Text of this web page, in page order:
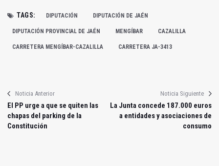
TAGS: DIPUTACIÓN DIPUTACIÓN DE JAÉN
DIPUTACIÓN PROVINCIAL DE JAÉN MENGÍBAR CAZALILLA
CARRETERA MENGÍBAR-CAZALILLA CARRETERA JA-3413
Noticia Anterior
El PP urge a que se quiten las
chapas del parking de la
Constitución
Noticia Siguiente
La Junta concede 187.000 euros
a entidades y asociaciones de
consumo